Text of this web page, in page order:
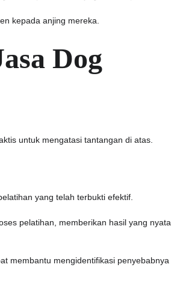
kepada anjing mereka.
Dog
untuk mengatasi tantangan di atas.
yang telah terbukti efektif.
pelatihan, memberikan hasil yang nyata
membantu mengidentifikasi penyebabnya